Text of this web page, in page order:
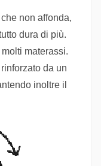
non affonda,
dura di più.
materassi.
da un
inoltre il